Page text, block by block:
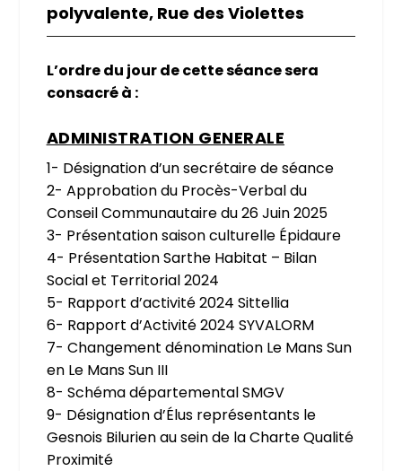
polyvalente, Rue des Violettes
L’ordre du jour de cette séance sera
consacré à :
ADMINISTRATION GENERALE
1- Désignation d’un secrétaire de séance
2- Approbation du Procès-Verbal du
Conseil Communautaire du 26 Juin 2025
3- Présentation saison culturelle Épidaure
4- Présentation Sarthe Habitat – Bilan
Social et Territorial 2024
5- Rapport d’activité 2024 Sittellia
6- Rapport d’Activité 2024 SYVALORM
7- Changement dénomination Le Mans Sun
en Le Mans Sun III
8- Schéma départemental SMGV
9- Désignation d’Élus représentants le
Gesnois Bilurien au sein de la Charte Qualité
Proximité